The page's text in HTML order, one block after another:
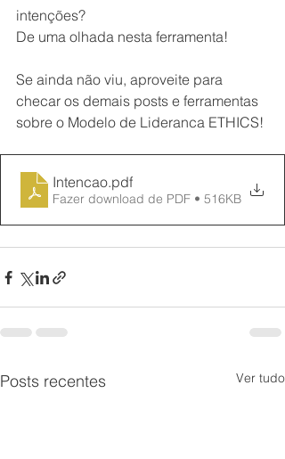
intenções?
De uma olhada nesta ferramenta!
Se ainda não viu, aproveite para
checar os demais posts e ferramentas
sobre o Modelo de Lideranca ETHICS!
Intencao.pdf
Fazer download de PDF • 516KB
Posts recentes Ver tudo